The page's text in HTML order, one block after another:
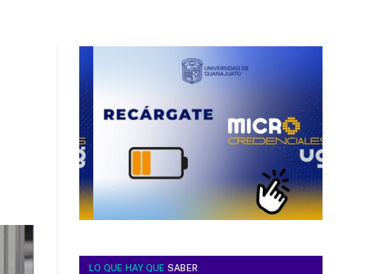
LO QUE HAY QUE SABER